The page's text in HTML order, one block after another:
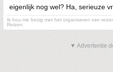
eigenlijk nog wel? Ha, serieuze
Ik hou me bezig met het organiseren van
Reizen.
▼ Advertentie